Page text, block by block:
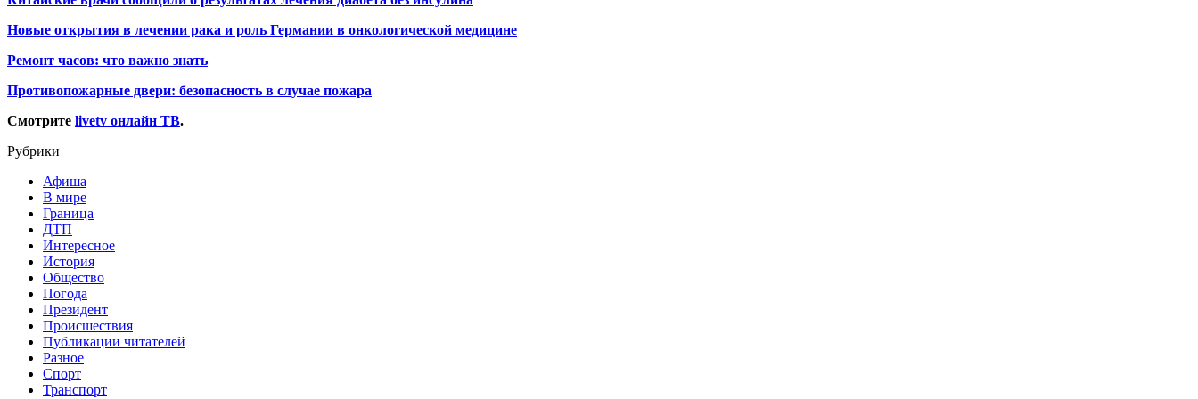
Новые открытия в лечении рака и роль Германии в онкологической медицине
Ремонт часов: что важно знать
Противопожарные двери: безопасность в случае пожара
Смотрите livetv онлайн ТВ.
Рубрики
Афиша
В мире
Граница
ДТП
Интересное
История
Общество
Погода
Президент
Происшествия
Публикации читателей
Разное
Спорт
Транспорт